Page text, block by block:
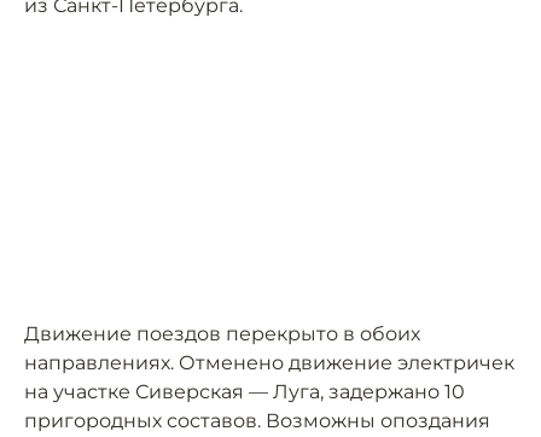
из Санкт-Петербурга.
Движение поездов перекрыто в обоих
направлениях. Отменено движение электричек
на участке Сиверская — Луга, задержано 10
пригородных составов. Возможны опоздания